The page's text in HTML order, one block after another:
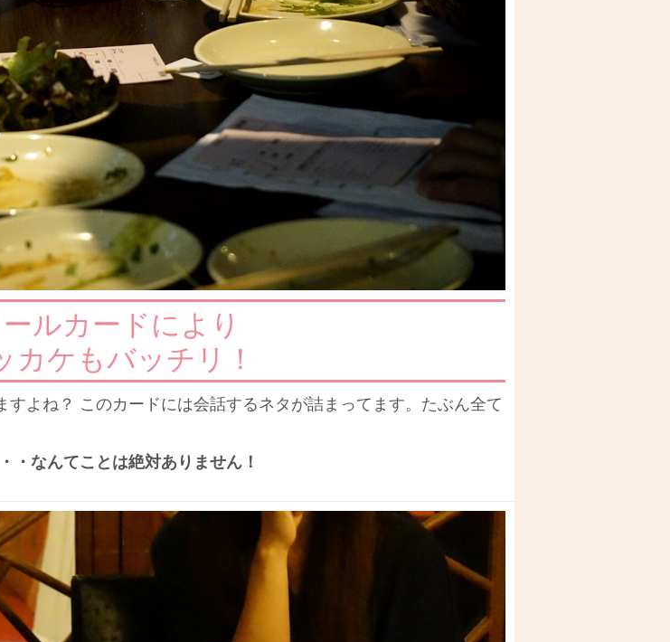
ルカードにより
カケもバッチリ！
よね？ このカードには会話するネタが詰まってます。たぶん全て
・なんてことは絶対ありません！